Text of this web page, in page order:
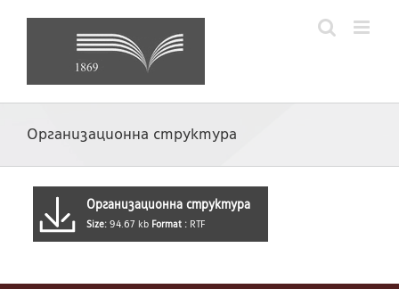
Организационна структура
Организационна структура
Size: 94.67 kb Format : RTF